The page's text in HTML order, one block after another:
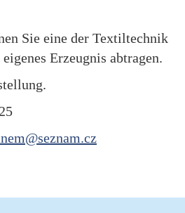
Sie eine der Textiltechnik
Erzeugnis abtragen.